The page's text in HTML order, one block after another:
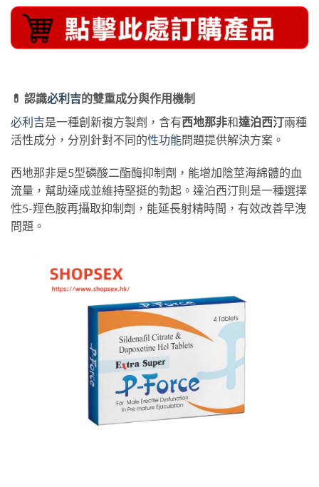
💊 認識必利吉的雙重成分與作用機制
必利吉是一種創新複方製劑，含有西地那非和達泊西汀兩種
活性成分，分別針對不同的性功能問題提供解決方案。
西地那非是5型磷酸二酯酶抑制劑，能增加陰莖海綿體的血
流量，幫助達成並維持堅挺的勃起。達泊西汀則是一種選擇
性5-羥色胺再攝取抑制劑，能延長射精時間，有效改善早洩
問題。